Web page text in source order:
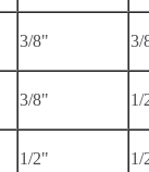
3/8" 3/
3/8" 1/
1/2" 1/